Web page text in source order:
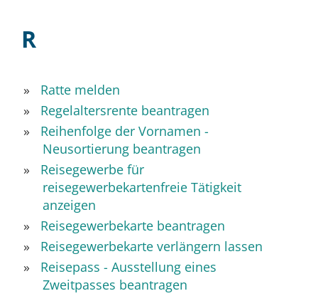
R
Ratte melden
Regelaltersrente beantragen
Reihenfolge der Vornamen -
Neusortierung beantragen
Reisegewerbe für
reisegewerbekartenfreie Tätigkeit
anzeigen
Reisegewerbekarte beantragen
Reisegewerbekarte verlängern lassen
Reisepass - Ausstellung eines
Zweitpasses beantragen